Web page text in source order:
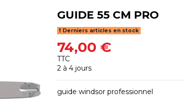
GUIDE 55 CM PRO
Derniers articles en stock
74,00 €
TTC
2 à 4 jours
guide windsor professionnel